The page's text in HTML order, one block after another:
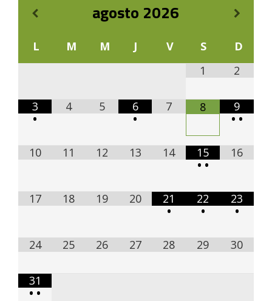
agosto 2026
L M M J V S
D
1
2
3
•
4 5
6
•
7 8
9
• •
10 11 12 13 14
15
• •
16
17 18 19 20
21
•
22
•
23
•
24 25 26 27 28 29 30
31
• •